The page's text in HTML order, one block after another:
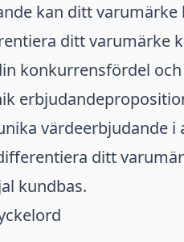
kan ditt varumärke
ditt varumärke
konkurrensfördel
värdeerbjudande
ditt
kundbas.